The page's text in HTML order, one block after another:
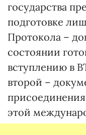
государства
подготовке
Протокола –
состоянии
вступлению в
второй –
этой